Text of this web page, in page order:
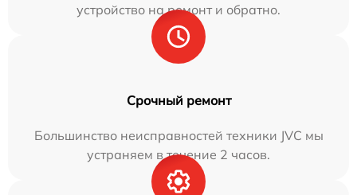
устройство на ремонт и обратно.
Срочный ремонт
Большинство неисправностей техники JVC мы
устраняем в течение 2 часов.